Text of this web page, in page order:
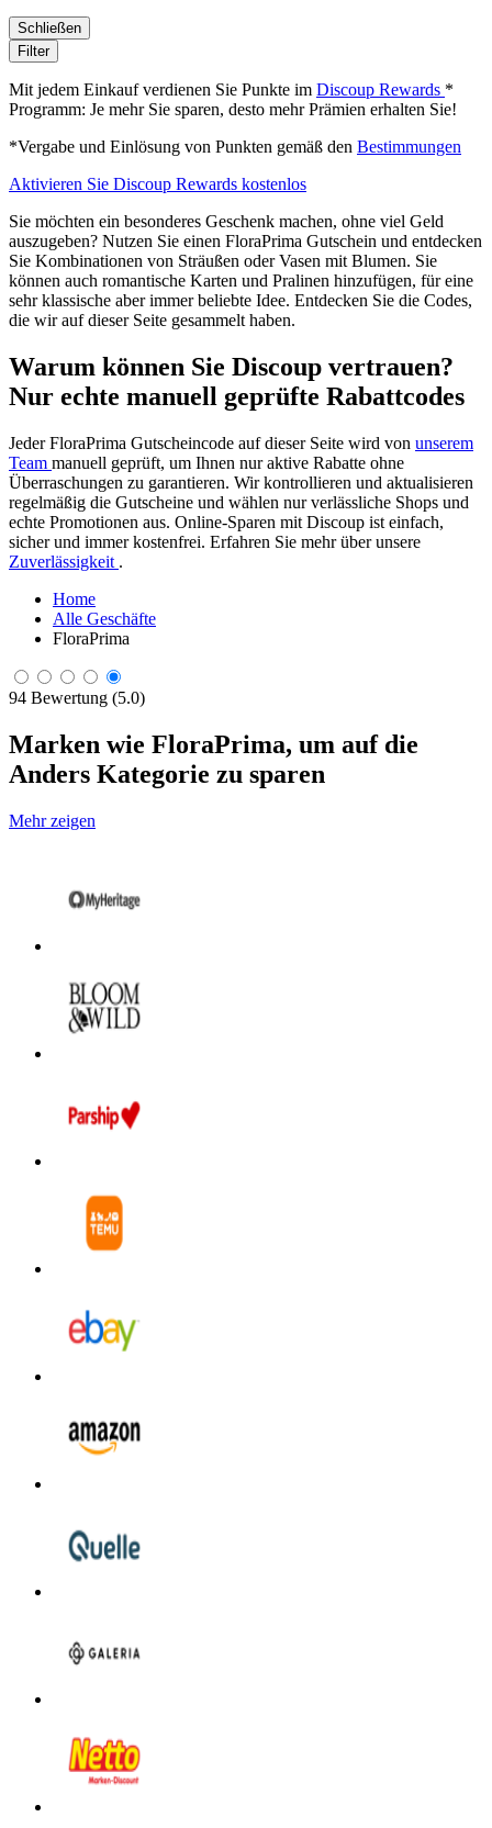
Schließen
Filter
Mit jedem Einkauf verdienen Sie Punkte im Discoup Rewards *
Programm: Je mehr Sie sparen, desto mehr Prämien erhalten Sie!
*Vergabe und Einlösung von Punkten gemäß den Bestimmungen
Aktivieren Sie Discoup Rewards kostenlos
Sie möchten ein besonderes Geschenk machen, ohne viel Geld
auszugeben? Nutzen Sie einen FloraPrima Gutschein und entdecken
Sie Kombinationen von Sträußen oder Vasen mit Blumen. Sie
können auch romantische Karten und Pralinen hinzufügen, für eine
sehr klassische aber immer beliebte Idee. Entdecken Sie die Codes,
die wir auf dieser Seite gesammelt haben.
Warum können Sie Discoup vertrauen?
Nur echte manuell geprüfte Rabattcodes
Jeder FloraPrima Gutscheincode auf dieser Seite wird von unserem
Team manuell geprüft, um Ihnen nur aktive Rabatte ohne
Überraschungen zu garantieren. Wir kontrollieren und aktualisieren
regelmäßig die Gutscheine und wählen nur verlässliche Shops und
echte Promotionen aus. Online-Sparen mit Discoup ist einfach,
sicher und immer kostenfrei. Erfahren Sie mehr über unsere
Zuverlässigkeit .
Home
Alle Geschäfte
FloraPrima
94 Bewertung (5.0)
Marken wie FloraPrima, um auf die
Anders Kategorie zu sparen
Mehr zeigen